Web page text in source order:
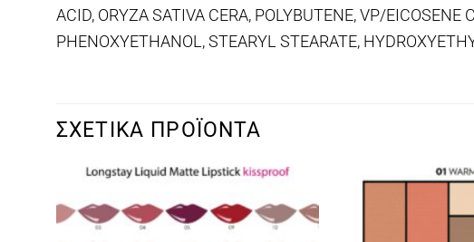
ACID, ORYZA SATIVA CERA, POLYBUTENE, VP/
PHENOXYETHANOL, STEARYL STEARATE,
ΣΧΕΤΙΚΆ ΠΡΟΪΌΝΤΑ